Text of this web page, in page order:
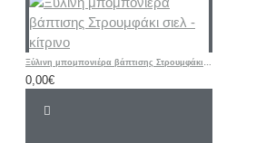
Ξύλινη μπομπονιέρα βάπτισης Στρουμφάκι σιελ - κίτρινο
0,00€